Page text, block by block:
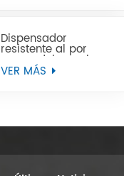
Dispensador
resistente al por
mayor del papel
higiénico del rollo
VER MÁS